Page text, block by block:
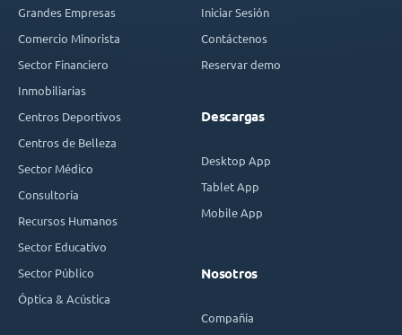
Grandes Empresas
Comercio Minorista
Sector Financiero
Inmobiliarias
Centros Deportivos
Centros de Belleza
Sector Médico
Consultoría
Recursos Humanos
Sector Educativo
Sector Público
Óptica & Acústica
Iniciar Sesión
Contáctenos
Reservar demo
Descargas
Desktop App
Tablet App
Mobile App
Nosotros
Compañía